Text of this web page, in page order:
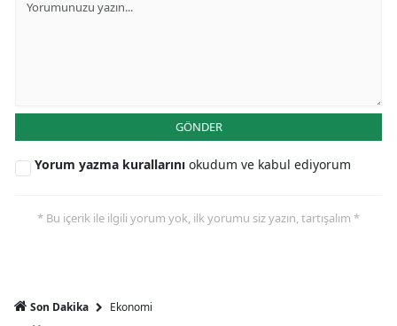
GÖNDER
Yorum yazma kurallarını okudum ve kabul ediyorum
* Bu içerik ile ilgili yorum yok, ilk yorumu siz yazın, tartışalım *
Son Dakika Ekonomi